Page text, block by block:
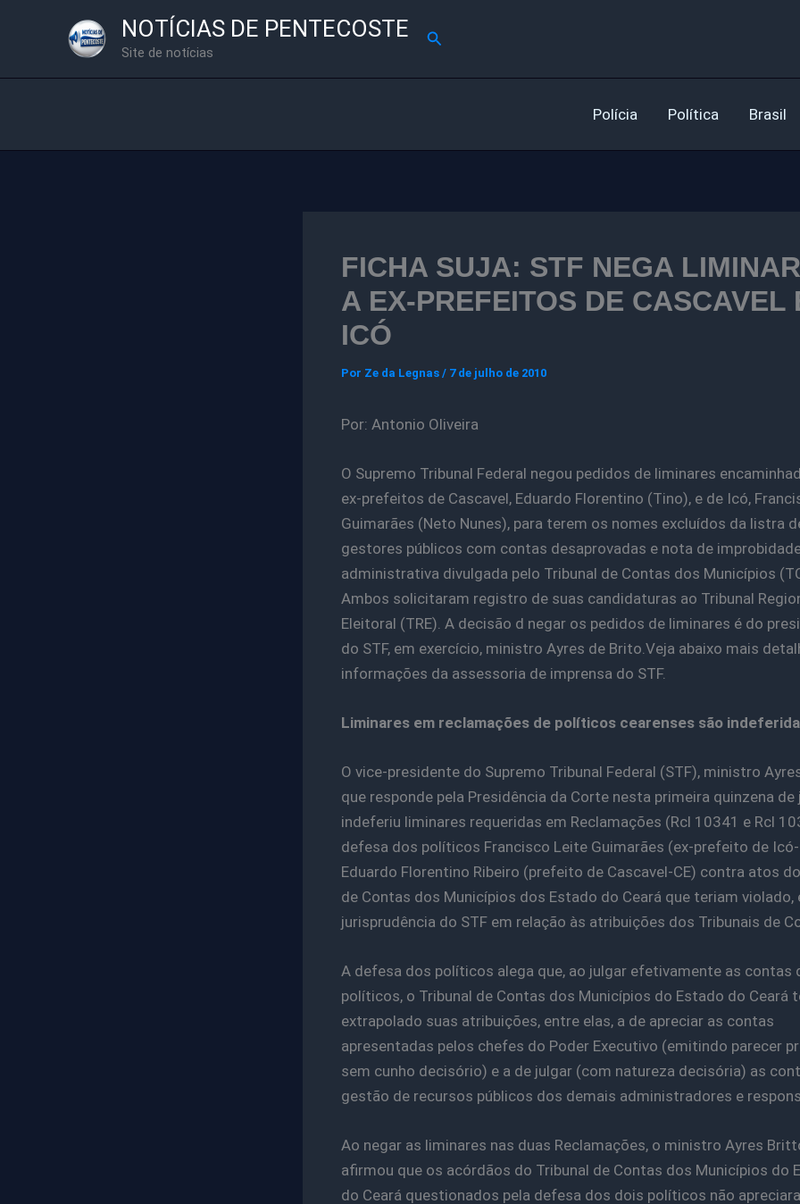
NOTÍCIAS DE PENTECOSTE
Site de notícias
Pesquisar
Polícia Política Brasil
FICHA SUJA: STF NEGA
A EX-PREFEITOS DE CASCAVEL
ICÓ
Por Ze da Legnas / 7 de julho de 2010
Por: Antonio Oliveira
O Supremo Tribunal Federal negou pedidos de liminares
ex-prefeitos de Cascavel, Eduardo Florentino (Tino), e de Icó,
Guimarães (Neto Nunes), para terem os nomes excluídos da listra
gestores públicos com contas desaprovadas e nota de
administrativa divulgada pelo Tribunal de Contas dos Municípios
Ambos solicitaram registro de suas candidaturas ao Tribunal
Eleitoral (TRE). A decisão d negar os pedidos de liminares é do
do STF, em exercício, ministro Ayres de Brito.Veja abaixo mais
informações da assessoria de imprensa do STF.
Liminares em reclamações de políticos cearenses são
O vice-presidente do Supremo Tribunal Federal (STF), ministro
que responde pela Presidência da Corte nesta primeira quinzena de
indeferiu liminares requeridas em Reclamações (Rcl 10341 e Rcl
defesa dos políticos Francisco Leite Guimarães (ex-prefeito de Icó-
Eduardo Florentino Ribeiro (prefeito de Cascavel-CE) contra atos
de Contas dos Municípios dos Estado do Ceará que teriam violado,
jurisprudência do STF em relação às atribuições dos Tribunais de
A defesa dos políticos alega que, ao julgar efetivamente as contas
políticos, o Tribunal de Contas dos Municípios do Estado do Ceará
extrapolado suas atribuições, entre elas, a de apreciar as contas
apresentadas pelos chefes do Poder Executivo (emitindo parecer
sem cunho decisório) e a de julgar (com natureza decisória) as
gestão de recursos públicos dos demais administradores e
Ao negar as liminares nas duas Reclamações, o ministro Ayres
afirmou que os acórdãos do Tribunal de Contas dos Municípios do
do Ceará questionados pela defesa dos dois políticos não